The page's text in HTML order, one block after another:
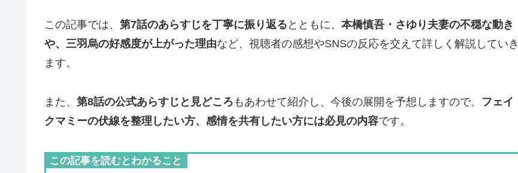
この記事では、 第7話のあらすじを丁寧に振り返る とともに、 本橋慎吾・さゆり夫妻の不穏な動き
や、三羽烏の好感度が上がった理由など、視聴者の感想やSNSの反応を交えて詳しく解説していき
ます。
また、 第8話の公式あらすじと見どころ もあわせて紹介し、今後の展開を予想しますので、 フェイ
クマミーの伏線を整理したい方、感情を共有したい方には必見の内容です。
この記事を読むとわかること